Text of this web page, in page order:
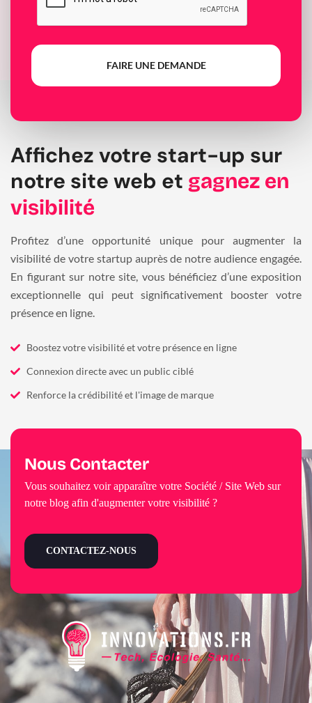
FAIRE UNE DEMANDE
Affichez votre start-up sur
notre site web et gagnez en
visibilité
Profitez d’une opportunité unique pour augmenter la
visibilité de votre startup auprès de notre audience engagée.
En figurant sur notre site, vous bénéficiez d’une exposition
exceptionnelle qui peut significativement booster votre
présence en ligne.
Boostez votre visibilité et votre présence en ligne
Connexion directe avec un public ciblé
Renforce la crédibilité et l'image de marque
Nous Contacter
Vous souhaitez voir apparaître votre Société / Site Web sur
notre blog afin d'augmenter votre visibilité ?
CONTACTEZ-NOUS